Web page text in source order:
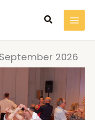
Suchen
2026